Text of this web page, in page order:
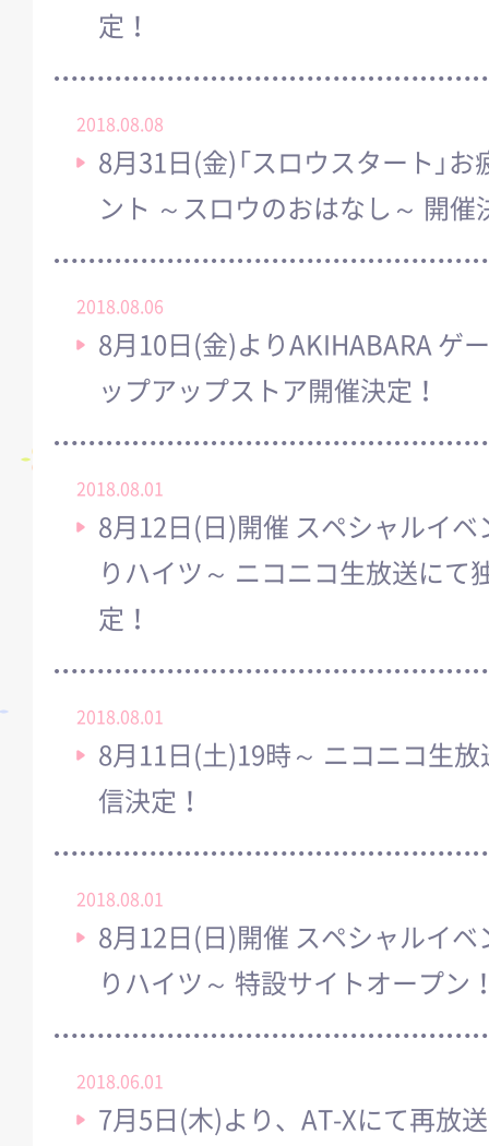
定！
2018.08.08
8月31日(金)「スロウスタート」
ント ～スロウのおはなし～ 開催
2018.08.06
8月10日(金)よりAKIHABARA ゲ
ップアップストア開催決定！
2018.08.01
8月12日(日)開催 スペシャルイ
りハイツ～ ニコニコ生放送にて
定！
2018.08.01
8月11日(土)19時～ ニコニコ生
信決定！
2018.08.01
8月12日(日)開催 スペシャルイ
りハイツ～ 特設サイトオープン
2018.06.01
7月5日(木)より、AT-Xにて再放